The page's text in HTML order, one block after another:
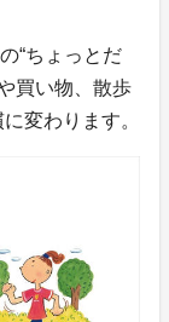
“ちょっとだ
買い物、散歩
変わります。